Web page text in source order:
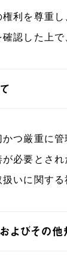
利を尊重
認した上
つ厳重に
必要とさ
いに関す
よびその